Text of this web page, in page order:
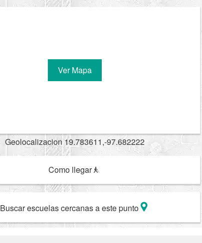
Ver Mapa
Geolocalizacion 19.783611,-97.682222
Como llegar
Buscar escuelas cercanas a este punto